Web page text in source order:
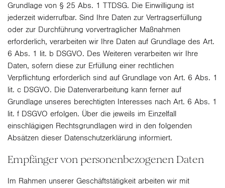
Grundlage von § 25 Abs. 1 TTDSG. Die Einwilligung ist
jederzeit widerrufbar. Sind Ihre Daten zur Vertragserfüllung
oder zur Durchführung vorvertraglicher Maßnahmen
erforderlich, verarbeiten wir Ihre Daten auf Grundlage des Art.
6 Abs. 1 lit. b DSGVO. Des Weiteren verarbeiten wir Ihre
Daten, sofern diese zur Erfüllung einer rechtlichen
Verpflichtung erforderlich sind auf Grundlage von Art. 6 Abs. 1
lit. c DSGVO. Die Datenverarbeitung kann ferner auf
Grundlage unseres berechtigten Interesses nach Art. 6 Abs. 1
lit. f DSGVO erfolgen. Über die jeweils im Einzelfall
einschlägigen Rechtsgrundlagen wird in den folgenden
Absätzen dieser Datenschutzerklärung informiert.
Empfänger von personenbezogenen Daten
Im Rahmen unserer Geschäftstätigkeit arbeiten wir mit